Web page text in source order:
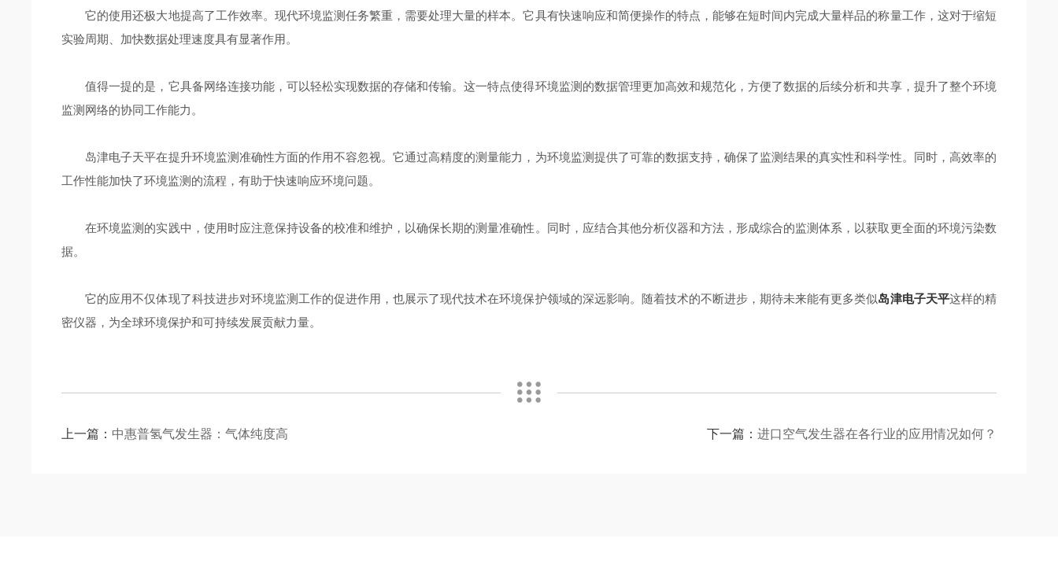
它的使用还极大地提高了工作效率。现代环境监测任务繁重，需要处理大量的样本。它具有快速响应和简便操作的特点，能够在短时间内完成大量样品的称量工作，这对于缩短
实验周期、加快数据处理速度具有显著作用。
值得一提的是，它具备网络连接功能，可以轻松实现数据的存储和传输。这一特点使得环境监测的数据管理更加高效和规范化，方便了数据的后续分析和共享，提升了整个环境
监测网络的协同工作能力。
岛津电子天平在提升环境监测准确性方面的作用不容忽视。它通过高精度的测量能力，为环境监测提供了可靠的数据支持，确保了监测结果的真实性和科学性。同时，高效率的
工作性能加快了环境监测的流程，有助于快速响应环境问题。
在环境监测的实践中，使用时应注意保持设备的校准和维护，以确保长期的测量准确性。同时，应结合其他分析仪器和方法，形成综合的监测体系，以获取更全面的环境污染数
据。
它的应用不仅体现了科技进步对环境监测工作的促进作用，也展示了现代技术在环境保护领域的深远影响。随着技术的不断进步，期待未来能有更多类似岛津电子天平这样的精
密仪器，为全球环境保护和可持续发展贡献力量。
上一篇： 中惠普氢气发生器：气体纯度高 下一篇： 进口空气发生器在各行业的应用情况如何？